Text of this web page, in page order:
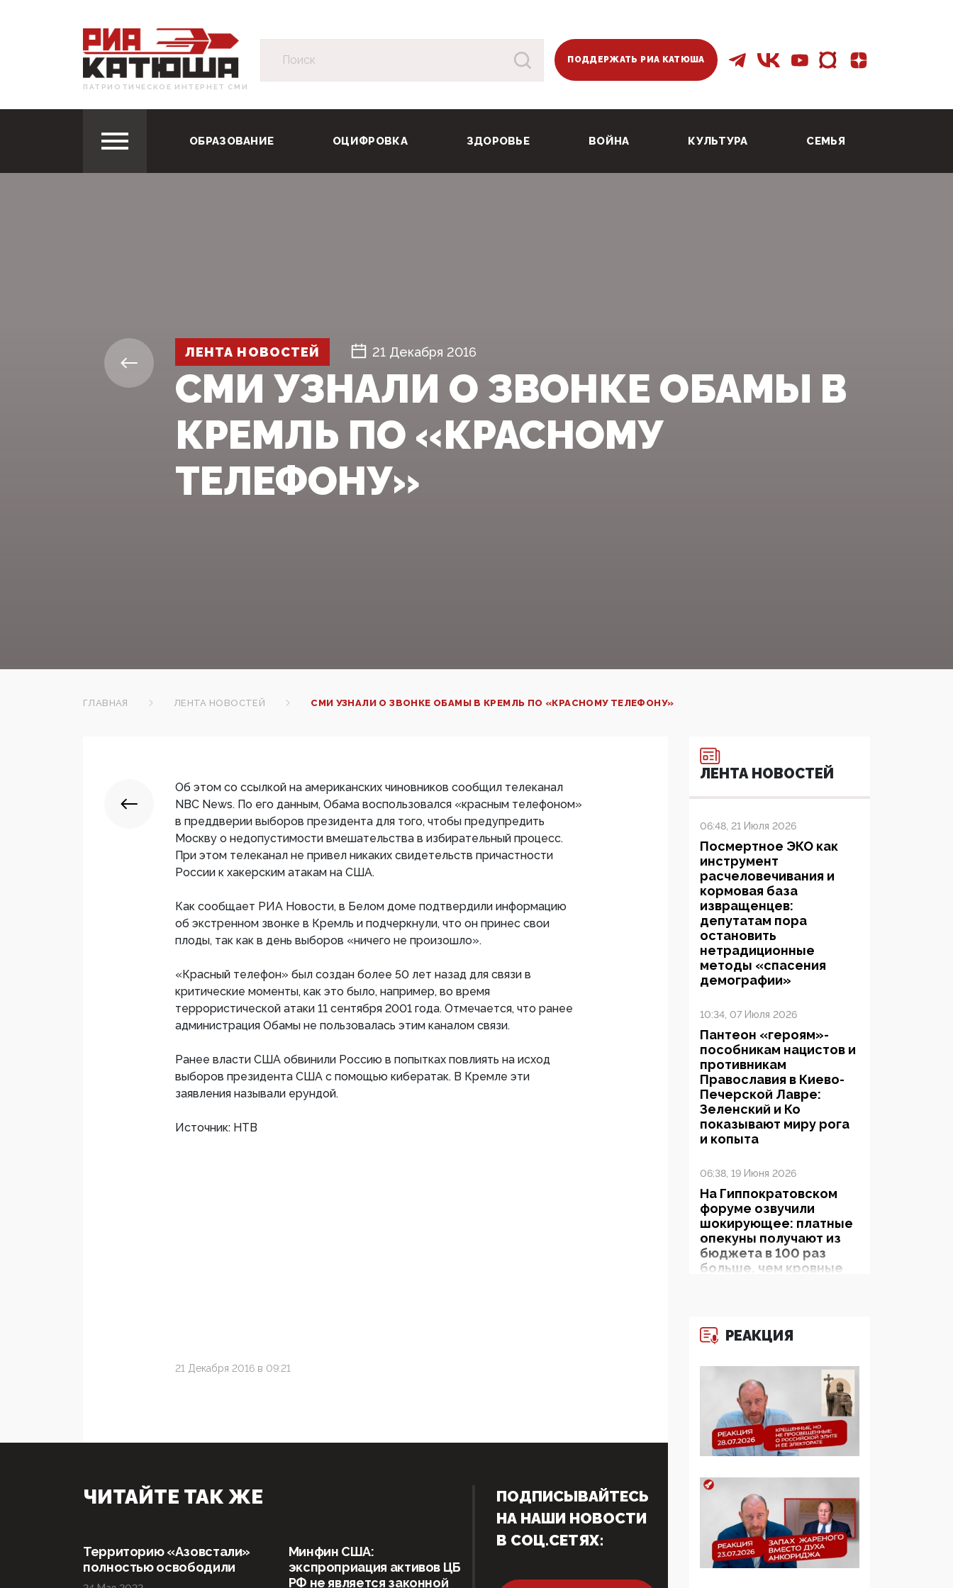
ПАТРИОТИЧЕСКОЕ ИНТЕРНЕТ СМИ
ПОДДЕРЖАТЬ РИА КАТЮША
ОБРАЗОВАНИЕ ОЦИФРОВКА ЗДОРОВЬЕ ВОЙНА КУЛЬТУРА СЕМЬЯ
ЛЕНТА НОВОСТЕЙ 21 Декабря 2016
СМИ УЗНАЛИ О ЗВОНКЕ ОБАМЫ В
КРЕМЛЬ ПО «КРАСНОМУ
ТЕЛЕФОНУ»‍
ГЛАВНАЯ ЛЕНТА НОВОСТЕЙ СМИ УЗНАЛИ О ЗВОНКЕ ОБАМЫ В КРЕМЛЬ ПО «КРАСНОМУ ТЕЛЕФОНУ»‍
Об этом со ссылкой на американских чиновников сообщил телеканал
NBC News. По его данным, Обама воспользовался «красным телефоном»
в преддверии выборов президента для того, чтобы предупредить
Москву о недопустимости вмешательства в избирательный процесс.
При этом телеканал не привел никаких свидетельств причастности
России к хакерским атакам на США.
Как сообщает РИА Новости, в Белом доме подтвердили информацию
об экстренном звонке в Кремль и подчеркнули, что он принес свои
плоды, так как в день выборов «ничего не произошло».
«Красный телефон» был создан более 50 лет назад для связи в
критические моменты, как это было, например, во время
террористической атаки 11 сентября 2001 года. Отмечается, что ранее
администрация Обамы не пользовалась этим каналом связи.
Ранее власти США обвинили Россию в попытках повлиять на исход
выборов президента США с помощью кибератак. В Кремле эти
заявления называли ерундой.
Источник: НТВ
21 Декабря 2016 в 09:21
ЛЕНТА НОВОСТЕЙ
06:48, 21 Июля 2026
Посмертное ЭКО как
инструмент
расчеловечивания и
кормовая база
извращенцев:
депутатам пора
остановить
нетрадиционные
методы «спасения
демографии»
10:34, 07 Июля 2026
Пантеон «героям»-
пособникам нацистов и
противникам
Православия в Киево-
Печерской Лавре:
Зеленский и Ко
показывают миру рога
и копыта
06:38, 19 Июня 2026
На Гиппократовском
форуме озвучили
шокирующее: платные
опекуны получают из
бюджета в 100 раз
больше, чем кровные
Разбор учебника
редакцией Медведева:
суверенитет,
традиционные
ценности и немного
двоемыслия
Прокуратура наконец
увидела
экстремистскую
деятельность ИИТО
ЮНЕСКО в России, но
цифроглобалисты
продолжают
РЕАКЦИЯ
ЧИТАЙТЕ ТАК ЖЕ
Территорию «Азовстали»
полностью освободили
Минфин США:
экспроприация активов ЦБ
РФ не является законной
ПОДПИСЫВАЙТЕСЬ
НА НАШИ НОВОСТИ
В СОЦ.СЕТЯХ: